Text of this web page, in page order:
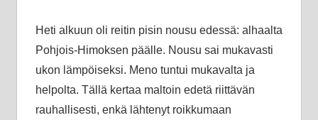
Heti alkuun oli reitin pisin nousu edessä: alhaalta
Pohjois-Himoksen päälle. Nousu sai mukavasti
ukon lämpöiseksi. Meno tuntui mukavalta ja
helpolta. Tällä kertaa maltoin edetä riittävän
rauhallisesti, enkä lähtenyt roikkumaan